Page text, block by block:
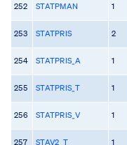
252 STATPMAN 1
253 STATPRIS 2
254 STATPRIS_A 1
255 STATPRIS_T 1
256 STATPRIS_V 1
257 STAV2_T 1